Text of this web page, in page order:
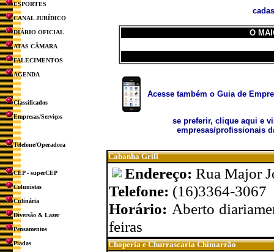
ESPORTES
CANAL JURÍDICO
DIÁRIO OFICIAL
ATAS CÂMARA
FALECIMENTOS
AGENDA
Classificados
Empresas/Serviços
Telefone/Operadora
CEP - superCEP
Colunistas
Culinária
Diversão & Lazer
Pensamentos
Piadas
O
Acesse também o Guia de
se preferir, clique aqui e
empresas/profissionais
Cabanha Grill
Endereço: Rua Major
Telefone: (16)3364-3067
Horário: Aberto
feiras
Choperia e Churrascaria Chimarrão